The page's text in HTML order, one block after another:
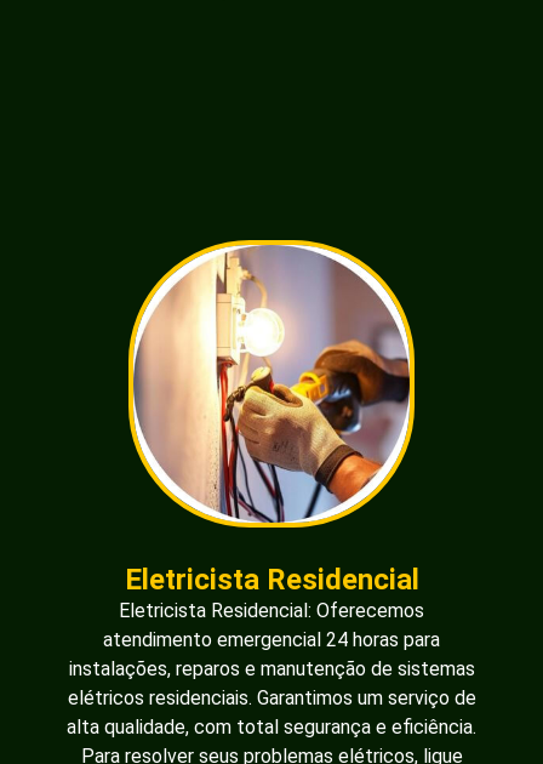
Eletricista Residencial
Eletricista Residencial: Oferecemos
atendimento emergencial 24 horas para
instalações, reparos e manutenção de sistemas
elétricos residenciais. Garantimos um serviço de
alta qualidade, com total segurança e eficiência.
Para resolver seus problemas elétricos, ligue